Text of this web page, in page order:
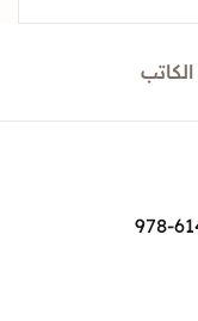
978-